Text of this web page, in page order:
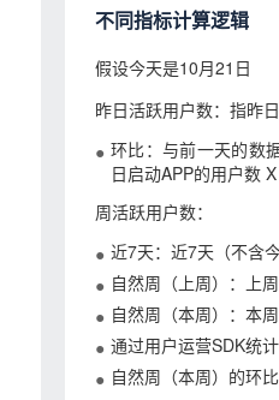
不同指标计算逻辑
假设今天是10月21日
昨日活跃用户数：指昨
环比：与前一天的数
日启动APP的用户数
周活跃用户数：
近7天：近7天（不含
自然周（上周）：上
自然周（本周）：本
通过用户运营SDK统计
自然周（本周）的环